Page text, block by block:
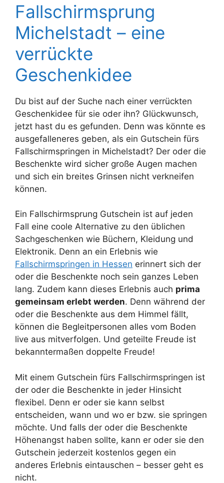
Fallschirmsprung
Michelstadt – eine
verrückte
Geschenkidee
Du bist auf der Suche nach einer verrückten
Geschenkidee für sie oder ihn? Glückwunsch,
jetzt hast du es gefunden. Denn was könnte es
ausgefalleneres geben, als ein Gutschein fürs
Fallschirmspringen in Michelstadt? Der oder die
Beschenkte wird sicher große Augen machen
und sich ein breites Grinsen nicht verkneifen
können.
Ein Fallschirmsprung Gutschein ist auf jeden
Fall eine coole Alternative zu den üblichen
Sachgeschenken wie Büchern, Kleidung und
Elektronik. Denn an ein Erlebnis wie
Fallschirmspringen in Hessen erinnert sich der
oder die Beschenkte noch sein ganzes Leben
lang. Zudem kann dieses Erlebnis auch prima
gemeinsam erlebt werden. Denn während der
oder die Beschenkte aus dem Himmel fällt,
können die Begleitpersonen alles vom Boden
live aus mitverfolgen. Und geteilte Freude ist
bekanntermaßen doppelte Freude!
Mit einem Gutschein fürs Fallschirmspringen ist
der oder die Beschenkte in jeder Hinsicht
flexibel. Denn er oder sie kann selbst
entscheiden, wann und wo er bzw. sie springen
möchte. Und falls der oder die Beschenkte
Höhenangst haben sollte, kann er oder sie den
Gutschein jederzeit kostenlos gegen ein
anderes Erlebnis eintauschen – besser geht es
nicht.